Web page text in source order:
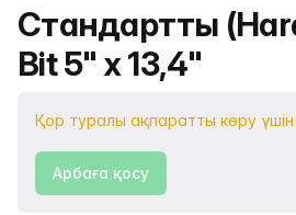
Өнімнің атауы
Стандартты
Bit 5" х 13,4"
Қор туралы ақпаратты көру үшін
Арбаға қосу